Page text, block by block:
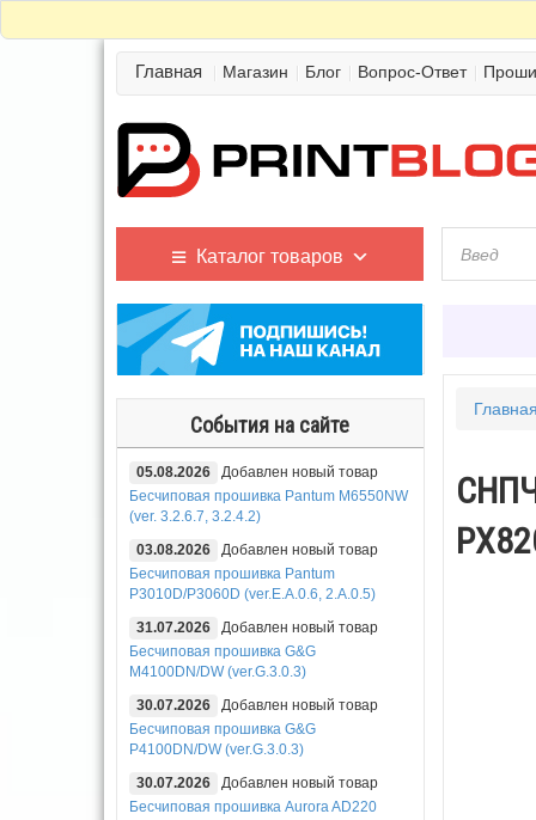
Главная Магазин Блог Вопрос-Ответ
Каталог товаров
События на сайте
05.08.2026
Добавлен новый товар
Бесчиповая прошивка Pantum M6550NW
(ver. 3.2.6.7, 3.2.4.2)
03.08.2026
Добавлен новый товар
Бесчиповая прошивка Pantum
P3010D/P3060D (ver.E.A.0.6, 2.A.0.5)
31.07.2026
Добавлен новый товар
Бесчиповая прошивка G&G
M4100DN/DW (ver.G.3.0.3)
30.07.2026
Добавлен новый товар
Бесчиповая прошивка G&G
P4100DN/DW (ver.G.3.0.3)
30.07.2026
Добавлен новый товар
Бесчиповая прошивка Aurora AD220